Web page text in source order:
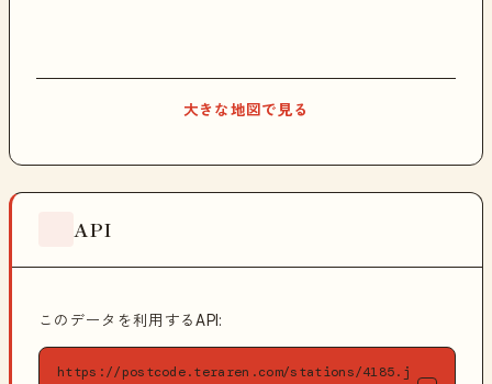
大きな地図で見る
API
このデータを利用するAPI:
https://postcode.teraren.com/stations/4185.j